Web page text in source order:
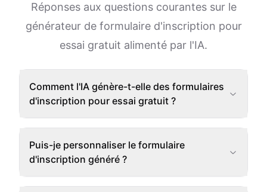
Réponses aux questions courantes sur le
générateur de formulaire d'inscription pour
essai gratuit alimenté par l'IA.
Comment l'IA génère-t-elle des formulaires
d'inscription pour essai gratuit ?
Puis-je personnaliser le formulaire
d'inscription généré ?